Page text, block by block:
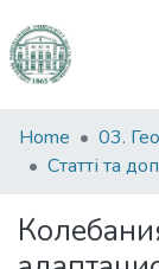
Communities
&
All of DSpace
Home
Статті та